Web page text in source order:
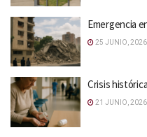
Emergencia
25 JUNIO, 2026
Crisis
21 JUNIO, 2026